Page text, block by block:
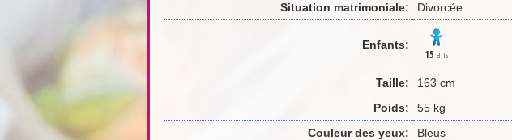
Situation matrimoniale: Divorcée
Enfants:
15 ans
Taille:
163 cm
Poids:
55 kg
Couleur des yeux:
Bleus